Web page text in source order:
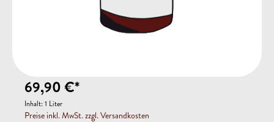
69,90 €*
Inhalt:1 Liter
Preise inkl. MwSt. zzgl. Versandkosten